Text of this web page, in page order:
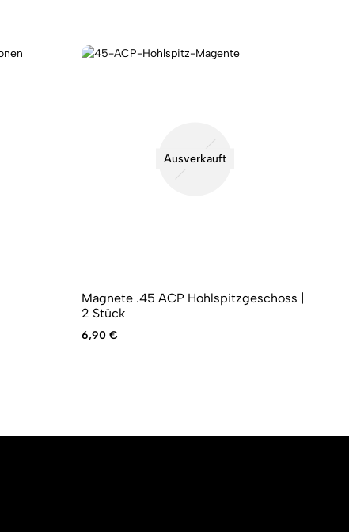
Ausverkauft
Magnete .45 ACP Hohlspitzgeschoss |
2 Stück
6,90 €